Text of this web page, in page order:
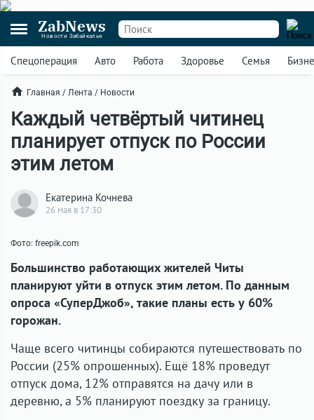
ZabNews
Новости Забайкалья
Спецоперация Авто Работа Здоровье Семья
Главная / Лента / Новости
Каждый четвёртый читинец
планирует отпуск по России
этим летом
Екатерина Кочнева
26 мая в 17:30
Фото: freepik.com
Большинство работающих жителей Читы
планируют уйти в отпуск этим летом. По данным
опроса «СуперДжоб», такие планы есть у 60%
горожан.
Чаще всего читинцы собираются путешествовать по
России (25% опрошенных). Ещё 18% проведут
отпуск дома, 12% отправятся на дачу или в
деревню, а 5% планируют поездку за границу.